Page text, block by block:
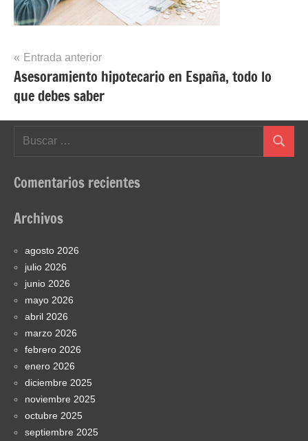
Navegación
de
entradas
Entrada anterior
Asesoramiento hipotecario en España, todo lo
que debes saber
Buscar
Comentarios recientes
Archivos
agosto 2026
julio 2026
junio 2026
mayo 2026
abril 2026
marzo 2026
febrero 2026
enero 2026
diciembre 2025
noviembre 2025
octubre 2025
septiembre 2025